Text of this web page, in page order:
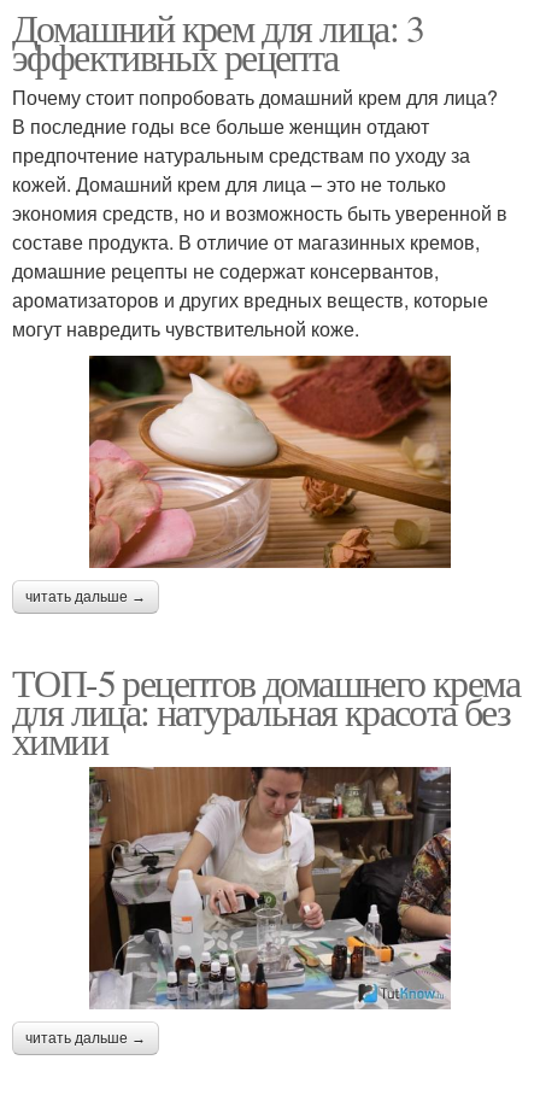
Домашний крем для лица: 3
эффективных рецепта
Почему стоит попробовать домашний крем для лица?
В последние годы все больше женщин отдают
предпочтение натуральным средствам по уходу за
кожей. Домашний крем для лица – это не только
экономия средств, но и возможность быть уверенной в
составе продукта. В отличие от магазинных кремов,
домашние рецепты не содержат консервантов,
ароматизаторов и других вредных веществ, которые
могут навредить чувствительной коже.
читать дальше →
ТОП-5 рецептов домашнего крема
для лица: натуральная красота без
химии
читать дальше →